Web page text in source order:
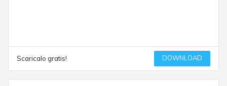
Scaricalo gratis! DOWNLOAD